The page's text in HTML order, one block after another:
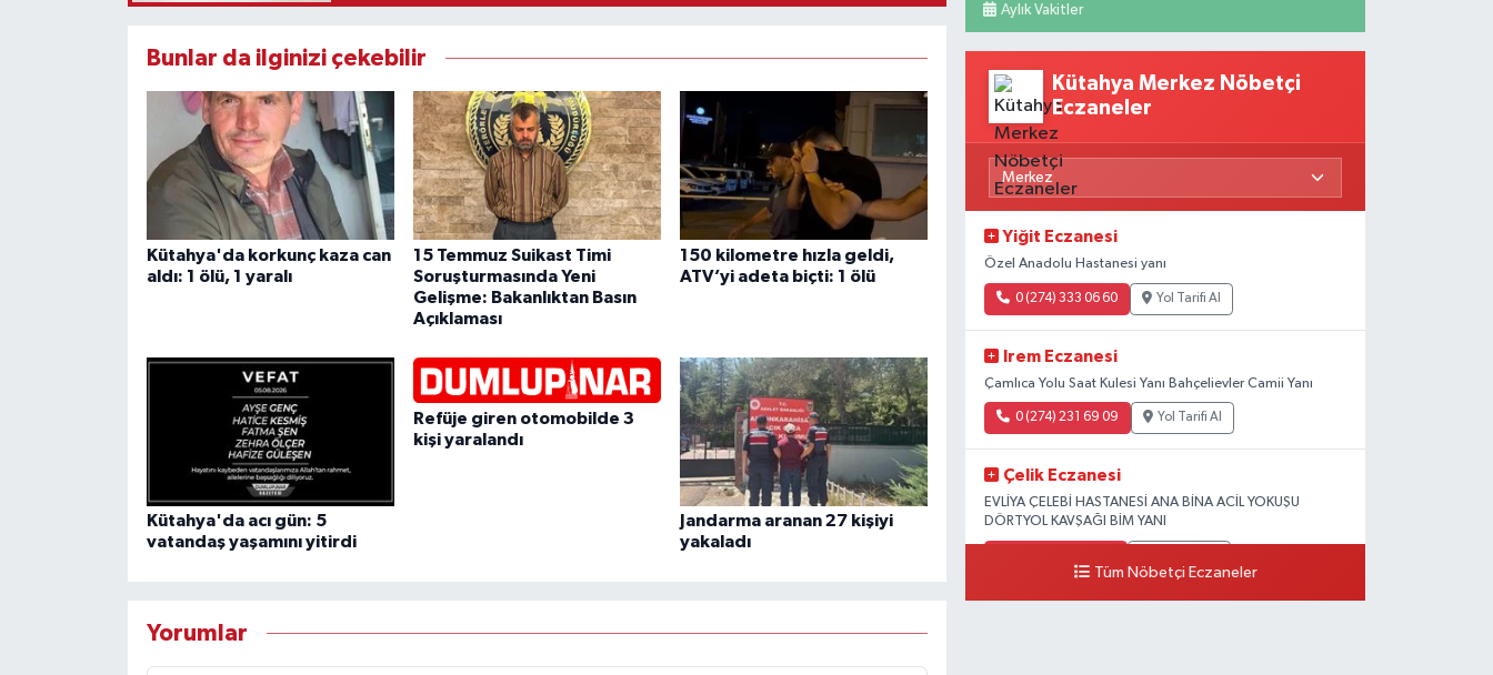
Bunlar da ilginizi çekebilir
Kütahya'da korkunç kaza can
aldı: 1 ölü, 1 yaralı
15 Temmuz Suikast Timi
Soruşturmasında Yeni
Gelişme: Bakanlıktan Basın
Açıklaması
150 kilometre hızla geldi,
ATV’yi adeta biçti: 1 ölü
Kütahya'da acı gün: 5
vatandaş yaşamını yitirdi
Refüje giren otomobilde 3
kişi yaralandı
Jandarma aranan 27 kişiyi
yakaladı
Yorumlar
Aylık Vakitler
Kütahya Merkez Nöbetçi
Eczaneler
Yiğit Eczanesi
Özel Anadolu Hastanesi yanı
0 (274) 333 06 60 Yol Tarifi Al
Irem Eczanesi
Çamlıca Yolu Saat Kulesi Yanı Bahçelievler Camii Yanı
0 (274) 231 69 09 Yol Tarifi Al
Çelik Eczanesi
EVLİYA ÇELEBİ HASTANESİ ANA BİNA ACİL YOKUŞU
DÖRTYOL KAVŞAĞI BİM YANI
Tüm Nöbetçi Eczaneler